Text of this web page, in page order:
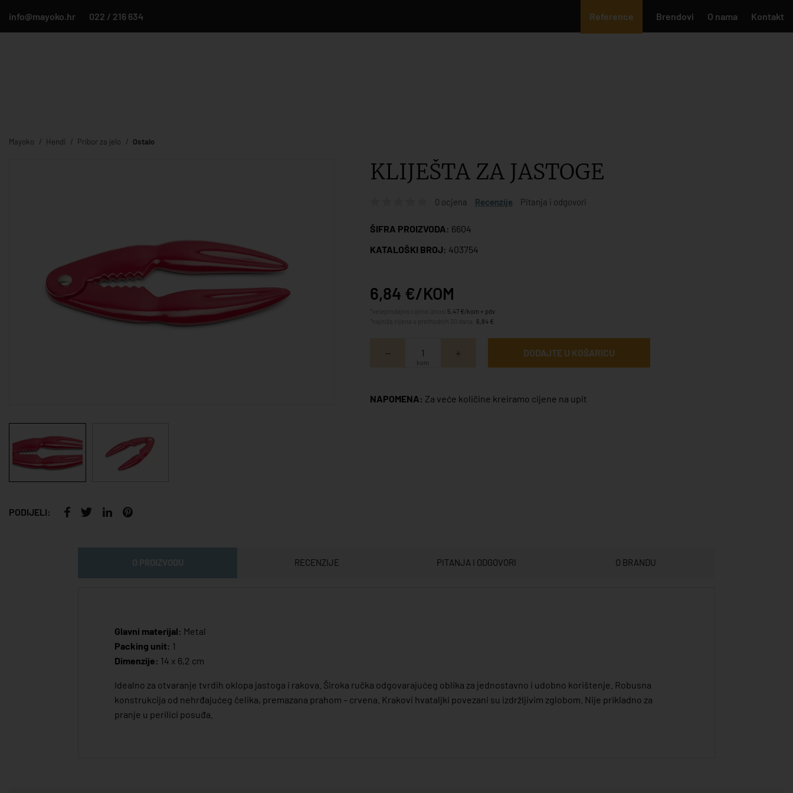
info@mayoko.hr 022 / 216 634 Reference Brendovi O nama Kontakt
Mayoko Hendi Pribor za jelo Ostalo
PODIJELI:
KLIJEŠTA ZA JASTOGE
0 ocjena Recenzije Pitanja i odgovori
ŠIFRA PROIZVODA: 6604
KATALOŠKI BROJ: 403754
6,84 €/KOM
5,47 €/kom + pdv
6,84 €
kom
DODAJTE U KOŠARICU
NAPOMENA: Za veće količine kreiramo cijene na upit
RECENZIJE PITANJA I ODGOVORI O BRANDU
Glavni materijal: Metal
Packing unit: 1
Dimenzije: 14 x 6,2 cm
Idealno za otvaranje tvrdih oklopa jastoga i rakova. Široka ručka odgovarajućeg oblika za jednostavno i udobno korištenje. Robusna
konstrukcija od nehrđajućeg čelika, premazana prahom – crvena. Krakovi hvataljki povezani su izdržljivim zglobom. Nije prikladno za
pranje u perilici posuđa.